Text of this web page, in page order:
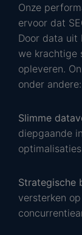
Onze
ervoor dat
Door data uit
we krachtige
opleveren.
onder andere:
Slimme
diepgaande
Strategische
versterken